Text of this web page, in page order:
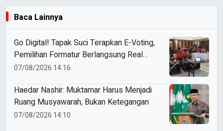
Baca Lainnya
Go Digital! Tapak Suci Terapkan E-Voting,
Pemilihan Formatur Berlangsung Real
Time
07/08/2026 14:16
Haedar Nashir: Muktamar Harus Menjadi
Ruang Musyawarah, Bukan Ketegangan
07/08/2026 14:10